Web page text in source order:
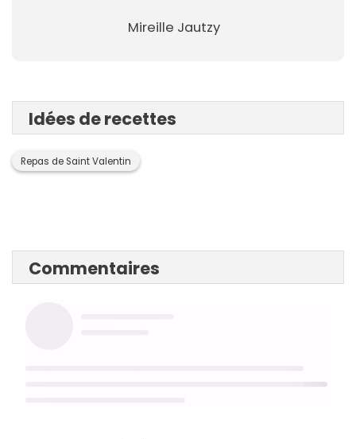
Mireille Jautzy
Idées de recettes
Repas de Saint Valentin
Commentaires